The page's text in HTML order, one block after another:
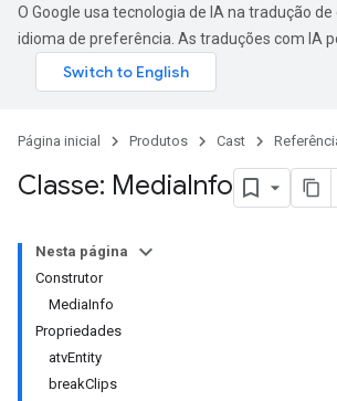
O Google usa tecnologia de IA na tradução
idioma de preferência. As traduções com IA
Página inicial Produtos Cast
Classe: MediaInfo
Nesta página
Construtor
MediaInfo
Propriedades
atvEntity
breakClips